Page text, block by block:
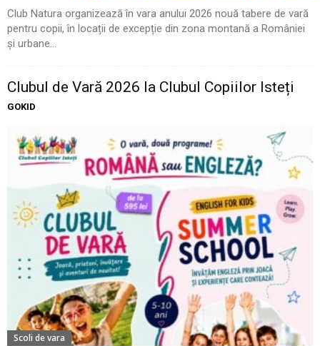
Club Natura organizează în vara anului 2026 nouă tabere de vară
pentru copii, în locații de excepție din zona montană a României
și urbane...
Clubul de Vară 2026 la Clubul Copiilor Isteți
GOKID
Scoli de vara